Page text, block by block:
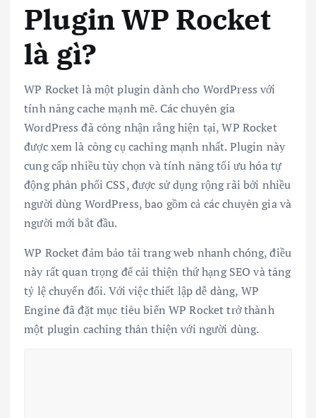
Plugin WP Rocket
là gì?
WP Rocket là một plugin dành cho WordPress với
tính năng cache mạnh mẽ. Các chuyên gia
WordPress đã công nhận rằng hiện tại, WP Rocket
được xem là công cụ caching mạnh nhất. Plugin này
cung cấp nhiều tùy chọn và tính năng tối ưu hóa tự
động phân phối CSS, được sử dụng rộng rãi bởi nhiều
người dùng WordPress, bao gồm cả các chuyên gia và
người mới bắt đầu.
WP Rocket đảm bảo tải trang web nhanh chóng, điều
này rất quan trọng để cải thiện thứ hạng SEO và tăng
tỷ lệ chuyển đổi. Với việc thiết lập dễ dàng, WP
Engine đã đặt mục tiêu biến WP Rocket trở thành
một plugin caching thân thiện với người dùng.